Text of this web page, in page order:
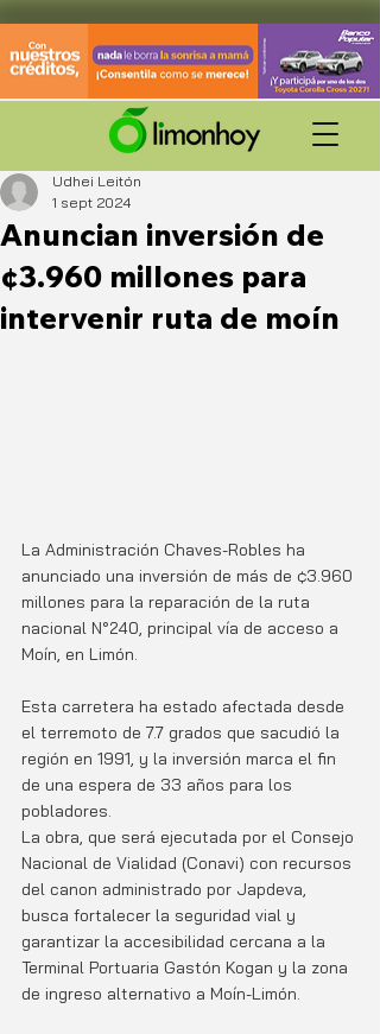
Anuncian inversión de
¢3.960 millones para
intervenir ruta de moín
Udhei Leitón
1 sept 2024
La Administración Chaves-Robles ha
anunciado una inversión de más de ¢3.960
millones para la reparación de la ruta
nacional N°240, principal vía de acceso a
Moín, en Limón.
Esta carretera ha estado afectada desde
el terremoto de 7.7 grados que sacudió la
región en 1991, y la inversión marca el fin
de una espera de 33 años para los
pobladores.
La obra, que será ejecutada por el Consejo
Nacional de Vialidad (Conavi) con recursos
del canon administrado por Japdeva,
busca fortalecer la seguridad vial y
garantizar la accesibilidad cercana a la
Terminal Portuaria Gastón Kogan y la zona
de ingreso alternativo a Moín-Limón.